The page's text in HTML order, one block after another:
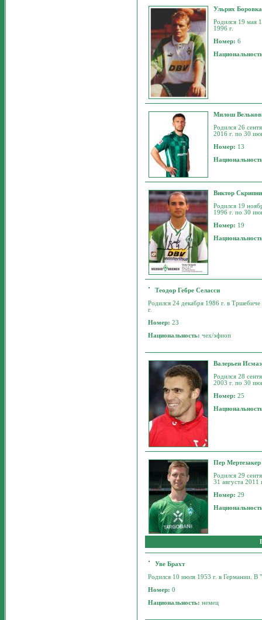
Ульрих Боровка
Родился 19 мая
1996 г.
Номер:6
Милош
Родился 26
2016 г. по 30
Номер: 13
Виктор
Родился 19
1996 г. по 30
Номер: 19
Теодор Гебре Селасси
Родился 24 декабря 1986 г. в
г.
Номер:23
Национальность:чех/эфиоп
Валерьен
Родился 28
2003 г. по 30
Номер:25
Пер Мертезакер
Родился 29
31 августа 2011
Номер:29
Уве Брахт
Родился 10 июля 1953 г. в Германии.
Номер:0
Национальность:немец